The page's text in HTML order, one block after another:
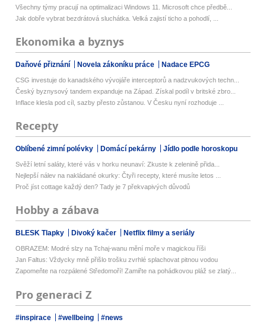
Všechny týmy pracují na optimalizaci Windows 11. Microsoft chce předbě...
Jak dobře vybrat bezdrátová sluchátka. Velká zajistí ticho a pohodlí, ...
Ekonomika a byznys
Daňové přiznání Novela zákoníku práce Nadace EPCG
CSG investuje do kanadského vývojáře interceptorů a nadzvukových techn...
Český byznysový tandem expanduje na Západ. Získal podíl v britské zbro...
Inflace klesla pod cíl, sazby přesto zůstanou. V Česku nyní rozhoduje ...
Recepty
Oblíbené zimní polévky Domácí pekárny Jídlo podle horoskopu
Svěží letní saláty, které vás v horku neunaví: Zkuste k zelenině přida...
Nejlepší nálev na nakládané okurky: Čtyři recepty, které musíte letos ...
Proč jíst cottage každý den? Tady je 7 překvapivých důvodů
Hobby a zábava
BLESK Tlapky Divoký kačer Netflix filmy a seriály
OBRAZEM: Modré slzy na Tchaj-wanu mění moře v magickou říši
Jan Faltus: Vždycky mně přišlo trošku zvrhlé splachovat pitnou vodou
Zapomeňte na rozpálené Středomoří! Zamiřte na pohádkovou pláž se zlatý...
Pro generaci Z
#inspirace #wellbeing #news